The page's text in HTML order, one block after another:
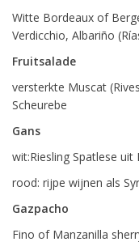
Witte Bordeaux of
Verdicchio, Albariño
Fruitsalade
versterkte Muscat
Scheurebe
Gans
wit:Riesling Spatlese uit
rood: rijpe wijnen als
Gazpacho
Fino of Manzanilla